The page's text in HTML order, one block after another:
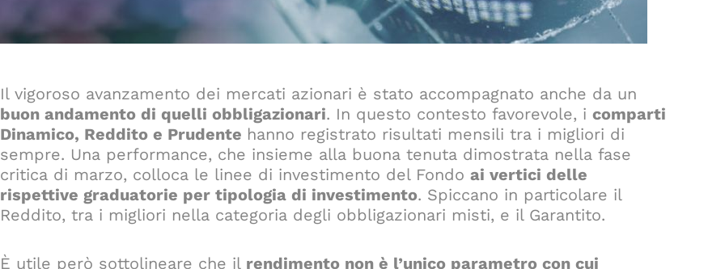
Il vigoroso avanzamento dei mercati azionari è stato accompagnato anche da un
buon andamento di quelli obbligazionari. In questo contesto favorevole, i comparti
Dinamico, Reddito e Prudente hanno registrato risultati mensili tra i migliori di
sempre. Una performance, che insieme alla buona tenuta dimostrata nella fase
critica di marzo, colloca le linee di investimento del Fondo ai vertici delle
rispettive graduatorie per tipologia di investimento. Spiccano in particolare il
Reddito, tra i migliori nella categoria degli obbligazionari misti, e il Garantito.
È utile però sottolineare che il rendimento non è l’unico parametro con cui